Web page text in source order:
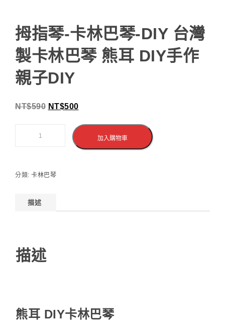
拇指琴-卡林巴琴-DIY 台灣
製卡林巴琴 熊耳 DIY手作
親子DIY
NT$590 NT$500
加入購物車
分類: 卡林巴琴
描述
描述
熊耳 DIY卡林巴琴